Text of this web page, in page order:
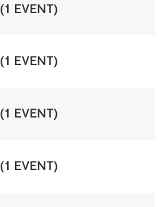
(1 EVENT)
(1 EVENT)
(1 EVENT)
(1 EVENT)